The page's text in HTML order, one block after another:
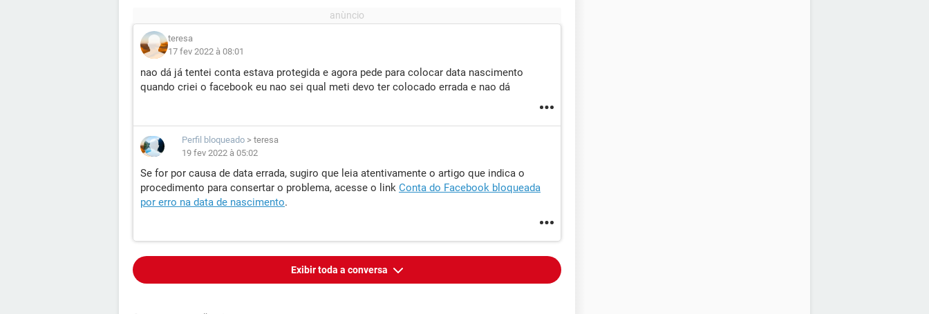
teresa
17 fev 2022 à 08:01
nao dá já tentei conta estava protegida e agora pede para colocar data nascimento
quando criei o facebook eu nao sei qual meti devo ter colocado errada e nao dá
Perfil bloqueado > teresa
19 fev 2022 à 05:02
Se for por causa de data errada, sugiro que leia atentivamente o artigo que indica o
procedimento para consertar o problema, acesse o link Conta do Facebook bloqueada
por erro na data de nascimento.
Exibir toda a conversa